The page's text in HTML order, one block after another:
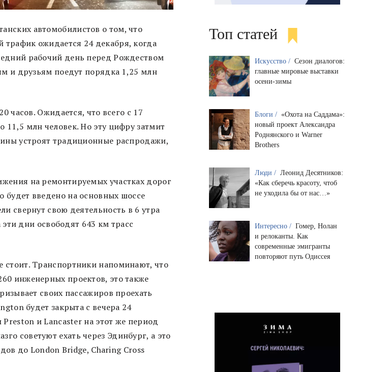
автомобилистов о том, что
ожидается 24 декабря, когда
рабочий день перед Рождеством
и друзьям поедут порядка 1,25 млн
часов. Ожидается, что всего с 17
11,5 млн человек. Но эту цифру затмит
устроят традиционные распродажи,
на ремонтируемых участках дорог
будет введено на основных шоссе
свернут свою деятельность в 6 утра
дни освободят 643 км трасс
стоит. Транспортники напоминают, что
инженерных проектов, это также
своих пассажиров проехать
будет закрыта с вечера 24
и Lancaster на этот же период
советуют ехать через Эдинбург, а это
до London Bridge, Charing Cross
Топ статей
Искусство / Сезон диалогов:
главные мировые выставки
осени-зимы
Блоги / «Охота на Саддама»:
новый проект Александра
Роднянского и Warner
Brothers
Люди / Леонид Десятников:
«Как сберечь красоту, чтоб
не уходила бы от нас…»
Интересно / Гомер, Нолан
и релоканты. Как
современные эмигранты
повторяют путь Одиссея